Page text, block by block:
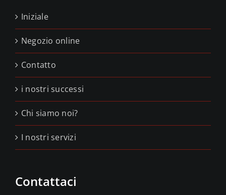
Iniziale
Negozio online
Contatto
i nostri successi
Chi siamo noi?
I nostri servizi
Contattaci